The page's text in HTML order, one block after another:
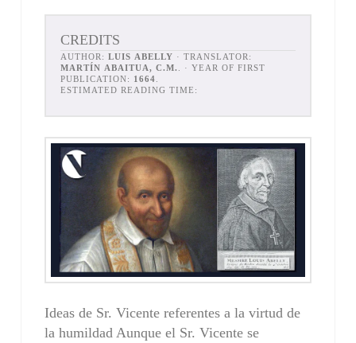
CREDITS
AUTHOR:LUIS ABELLY · TRANSLATOR:
MARTÍN ABAITUA, C.M.
. · YEAR OF FIRST
PUBLICATION: 1664
ESTIMATED READING TIME:
Ideas de Sr. Vicente referentes a la virtud de
la humildad Aunque el Sr. Vicente se